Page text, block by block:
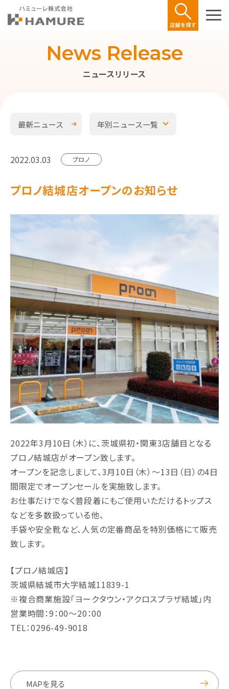
ニュースリリース
News Release
最新ニュース 年別ニュース一覧
2022.03.03 プロノ
プロノ結城店オープンのお知らせ
2022年3月10日（木）に、茨城県初・関東3店舗目となる
プロノ結城店がオープン致します。
オープンを記念しまして、3月10日（木）～13日（日）の4日
間限定でオープンセールを実施致します。
お仕事だけでなく普段着にもご使用いただけるトップス
などを多数扱っている他、
手袋や安全靴など、人気の定番商品を特別価格にて販売
致します。
【プロノ結城店】
茨城県結城市大字結城11839-1
※複合商業施設「ヨークタウン・アクロスプラザ結城」内
営業時間：9：00～20：00
TEL：0296-49-9018
MAPを見る